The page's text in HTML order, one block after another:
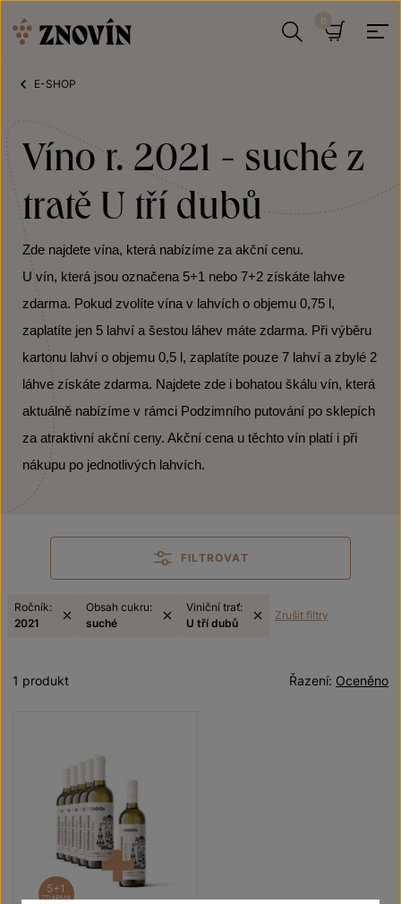
E-SHOP
Víno r. 2021 - suché z
tratě U tří dubů
Zde najdete vína, která nabízíme za akční cenu.
U vín, která jsou označena 5+1 nebo 7+2 získáte lahve
zdarma. Pokud zvolíte vína v lahvích o objemu 0,75 l,
zaplatíte jen 5 lahví a šestou láhev máte zdarma. Při výběru
kartonu lahví o objemu 0,5 l, zaplatíte pouze 7 lahví a zbylé 2
láhve získáte zdarma. Najdete zde i bohatou škálu vín, která
aktuálně nabízíme v rámci Podzimního putování po sklepích
za atraktivní akční ceny. Akční cena u těchto vín platí i při
nákupu po jednotlivých lahvích.
FILTROVAT
Ročník:
2021
Obsah cukru:
suché
Viniční trať:
U tří dubů
Zrušit filtry
Oceněno
Řazení:
1 produkt
5+1
ZDARMA